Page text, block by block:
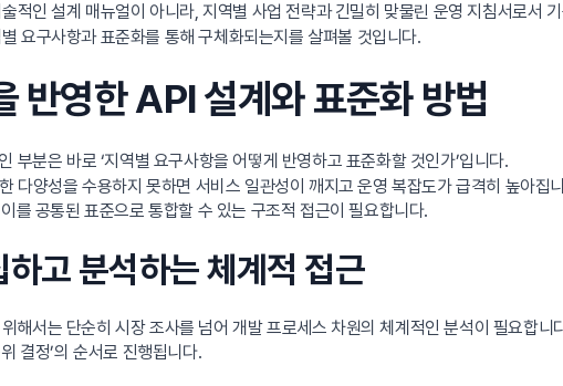
적인 설계 매뉴얼이 아니라, 지역별 사업 전략과 긴밀히 맞물린 운영 지침서로서
요구사항과 표준화를 통해 구체화되는지를 살펴볼 것입니다.
반영한 API 설계와 표준화 방법
부분은 바로 ‘지역별 요구사항을 어떻게 반영하고 표준화할 것인가’입니다.
다양성을 수용하지 못하면 서비스 일관성이 깨지고 운영 복잡도가 급격히 높아집
를 공통된 표준으로 통합할 수 있는 구조적 접근이 필요합니다.
고 분석하는 체계적 접근
해서는 단순히 시장 조사를 넘어 개발 프로세스 차원의 체계적인 분석이 필요합니
결정’의 순서로 진행됩니다.